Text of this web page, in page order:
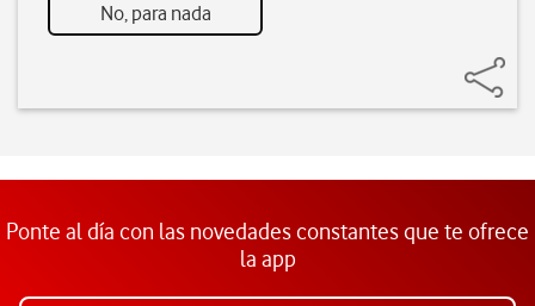
No, para nada
Ponte al día con las novedades constantes que te ofrece
la app